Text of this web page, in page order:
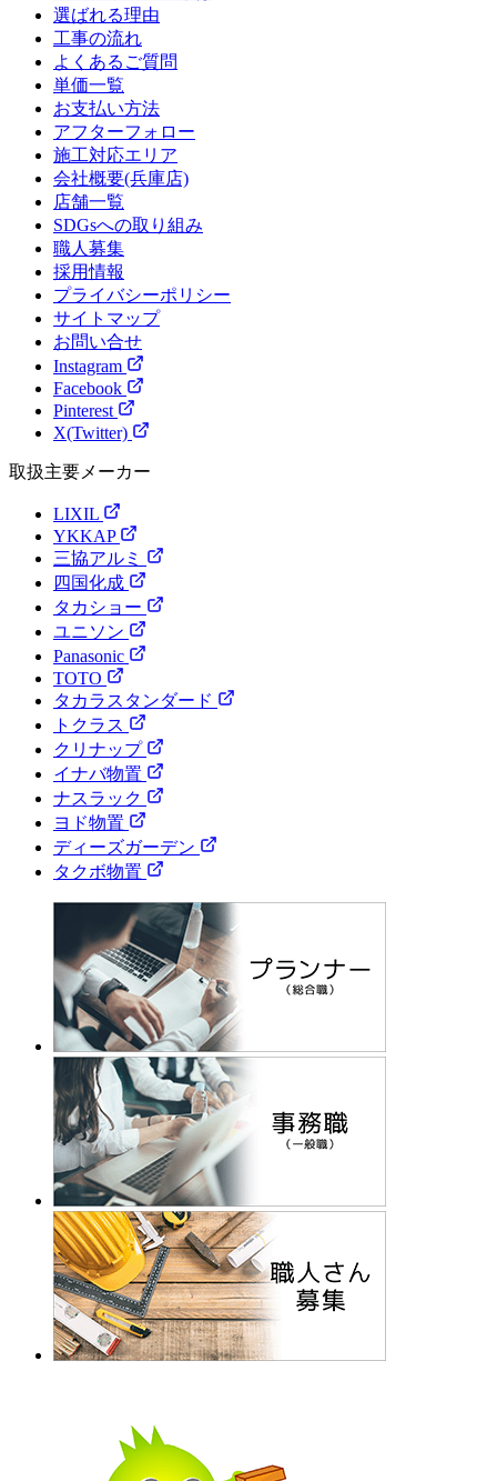
選ばれる理由
工事の流れ
よくあるご質問
単価一覧
お支払い方法
アフターフォロー
施工対応エリア
会社概要(兵庫店)
店舗一覧
SDGsへの取り組み
職人募集
採用情報
プライバシーポリシー
サイトマップ
お問い合せ
Instagram
Facebook
Pinterest
X(Twitter)
取扱主要メーカー
LIXIL
YKKAP
三協アルミ
四国化成
タカショー
ユニソン
Panasonic
TOTO
タカラスタンダード
トクラス
クリナップ
イナバ物置
ナスラック
ヨド物置
ディーズガーデン
タクボ物置